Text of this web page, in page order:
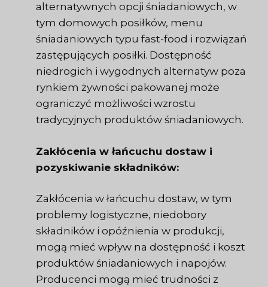
alternatywnych opcji śniadaniowych, w
tym domowych posiłków, menu
śniadaniowych typu fast-food i rozwiązań
zastępujących posiłki. Dostępność
niedrogich i wygodnych alternatyw poza
rynkiem żywności pakowanej może
ograniczyć możliwości wzrostu
tradycyjnych produktów śniadaniowych.
Zakłócenia w łańcuchu dostaw i
pozyskiwanie składników:
Zakłócenia w łańcuchu dostaw, w tym
problemy logistyczne, niedobory
składników i opóźnienia w produkcji,
mogą mieć wpływ na dostępność i koszt
produktów śniadaniowych i napojów.
Producenci mogą mieć trudności z